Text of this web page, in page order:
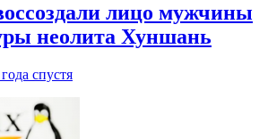
лицо мужчины
неолита Хуншань
спустя